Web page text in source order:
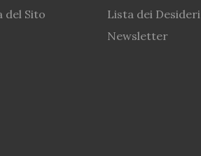
del Sito
Lista dei Desideri
Newsletter